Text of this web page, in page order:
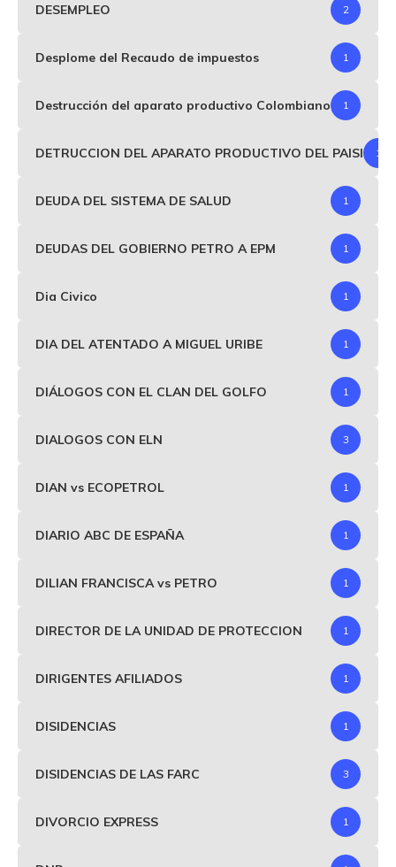
DESEMPLEO 2
Desplome del Recaudo de impuestos 1
Destrucción del aparato productivo Colombiano 1
DETRUCCION DEL APARATO PRODUCTIVO DEL PAISI 1
DEUDA DEL SISTEMA DE SALUD 1
DEUDAS DEL GOBIERNO PETRO A EPM 1
Dia Civico 1
DIA DEL ATENTADO A MIGUEL URIBE 1
DIÁLOGOS CON EL CLAN DEL GOLFO 1
DIALOGOS CON ELN 3
DIAN vs ECOPETROL 1
DIARIO ABC DE ESPAÑA 1
DILIAN FRANCISCA vs PETRO 1
DIRECTOR DE LA UNIDAD DE PROTECCION 1
DIRIGENTES AFILIADOS 1
DISIDENCIAS 1
DISIDENCIAS DE LAS FARC 3
DIVORCIO EXPRESS 1